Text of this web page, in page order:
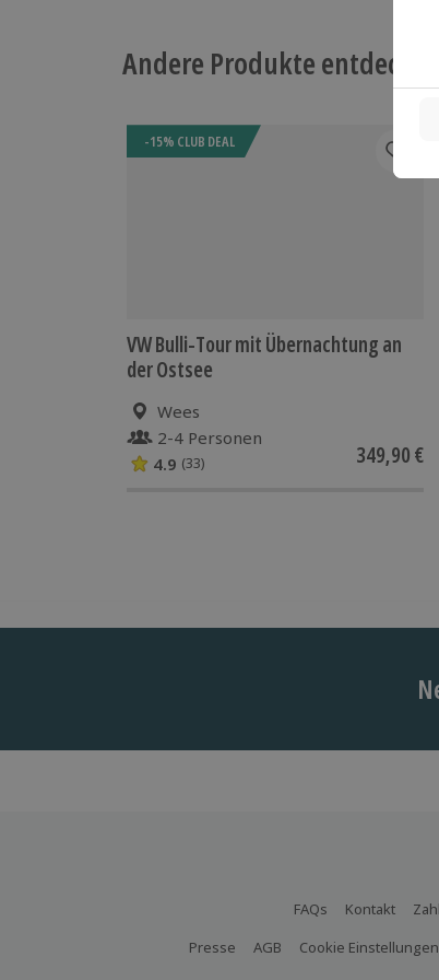
Andere Produkte entdecken
-15% CLUB DEAL
VW Bulli-Tour mit Übernachtung an
der Ostsee
Wees
2-4 Personen
4.9 (33) 349,90 €
FAQs Kontakt
Presse
AGB Cookie Einstellungen